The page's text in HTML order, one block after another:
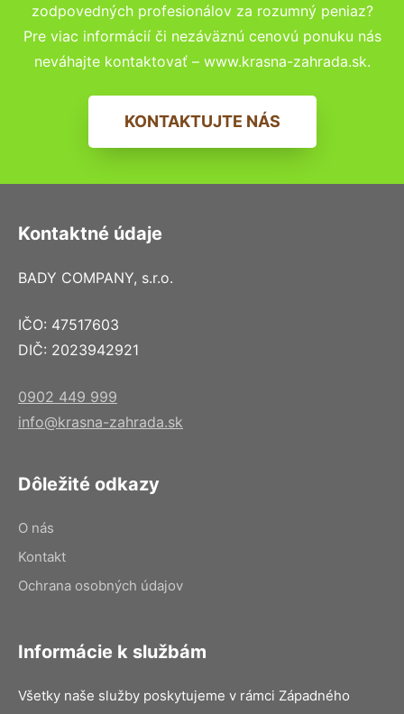
zodpovedných profesionálov za rozumný peniaz?
Pre viac informácií či nezáväznú cenovú ponuku nás
neváhajte kontaktovať – www.krasna-zahrada.sk.
KONTAKTUJTE NÁS
Kontaktné údaje
BADY COMPANY, s.r.o.
IČO: 47517603
DIČ: 2023942921
0902 449 999
info@krasna-zahrada.sk
Dôležité odkazy
O nás
Kontakt
Ochrana osobných údajov
Informácie k službám
Všetky naše služby poskytujeme v rámci Západného